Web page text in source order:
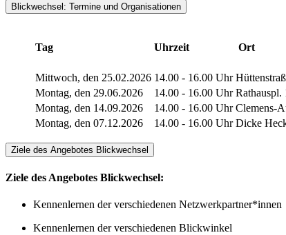
Blickwechsel: Termine und Organisationen
Tag Uhrzeit Ort
Mittwoch, den 25.02.2026 14.00 - 16.00 Uhr
Montag, den 29.06.2026
14.00 - 16.00 Uhr Rathauspl.
Montag, den 14.09.2026
14.00 - 16.00 Uhr Clemens-
Montag, den 07.12.2026
14.00 - 16.00 Uhr Dicke
Ziele des Angebotes Blickwechsel
Ziele des Angebotes Blickwechsel:
Kennenlernen der verschiedenen Netzwerkpartner*innen
Kennenlernen der verschiedenen Blickwinkel